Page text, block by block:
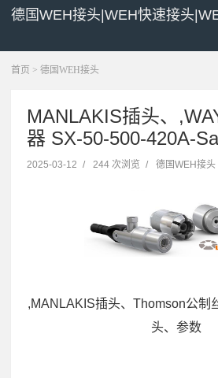
德国WEH接头|WEH快速接头
首页 > 德国WEH接头
MANLAKIS插头、
器 SX-50-500-420A-
2025-03-12 / 244 次浏览 / 德国WEH接头
,MANLAKIS插头、Thomson公制
头、参数